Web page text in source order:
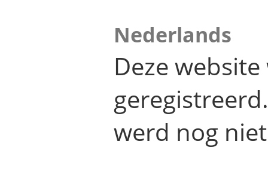
Nederlands
Deze
werd nog